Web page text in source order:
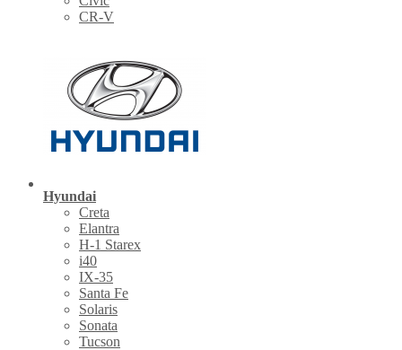
CR-V
Hyundai
Creta
Elantra
H-1 Starex
i40
IX-35
Santa Fe
Solaris
Sonata
Tucson